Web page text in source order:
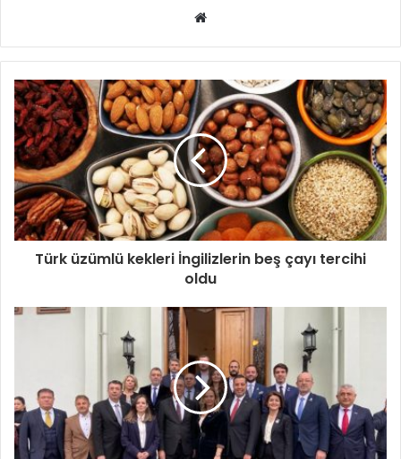
Web
Türk üzümlü kekleri İngilizlerin beş çayı tercihi
oldu